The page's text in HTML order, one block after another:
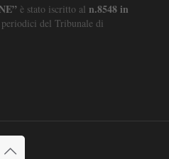
è stato iscritto al n.8548 in
del Tribunale di